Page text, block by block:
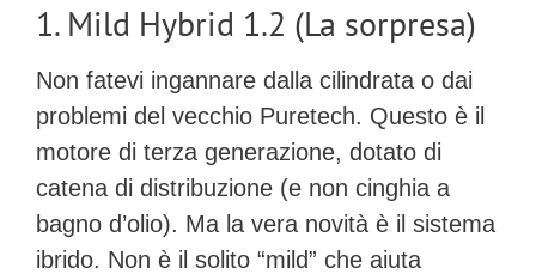
1. Mild Hybrid 1.2 (La sorpresa)
Non fatevi ingannare dalla cilindrata o dai
problemi del vecchio Puretech. Questo è il
motore di terza generazione, dotato di
catena di distribuzione (e non cinghia a
bagno d’olio). Ma la vera novità è il sistema
ibrido. Non è il solito “mild” che aiuta